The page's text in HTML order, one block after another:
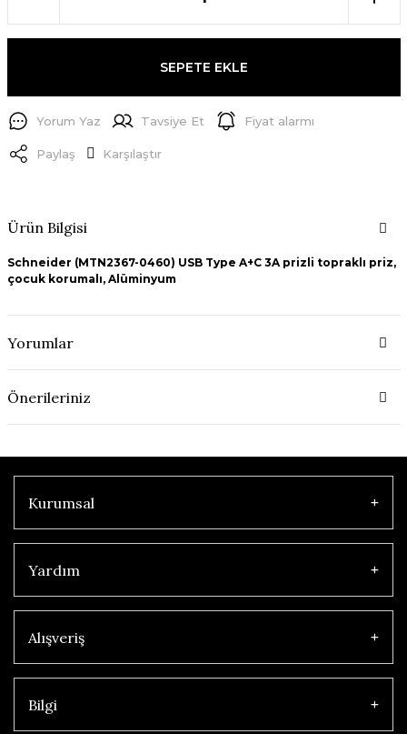
SEPETE EKLE
Yorum Yaz Tavsiye Et Fiyat alarmı
Paylaş Karşılaştır
Ürün Bilgisi
Schneider (MTN2367-0460) USB Type A+C 3A prizli topraklı priz,
çocuk korumalı, Alüminyum
Yorumlar
Önerileriniz
Kurumsal
Yardım
Alışveriş
Bilgi